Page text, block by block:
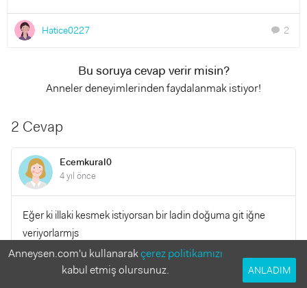
Hatice0227 chat 2
Bu soruya cevap verir misin?
Anneler deneyimlerinden faydalanmak istiyor!
2 Cevap
Ecemkural0
4 yıl önce
Eğer ki illaki kesmek istiyorsan bir ladin doğuma git iğne
veriyorlarmjs
YANITLA
0
Anneysen.com'u kullanarakçerez politikamızı
kabul etmiş olursunuz.
ANLADIM